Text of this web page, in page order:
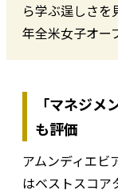
ら学ぶ逞しさ
年全米女子オー
「マネジメ
も評価
アムンディエビ
はベストスコア